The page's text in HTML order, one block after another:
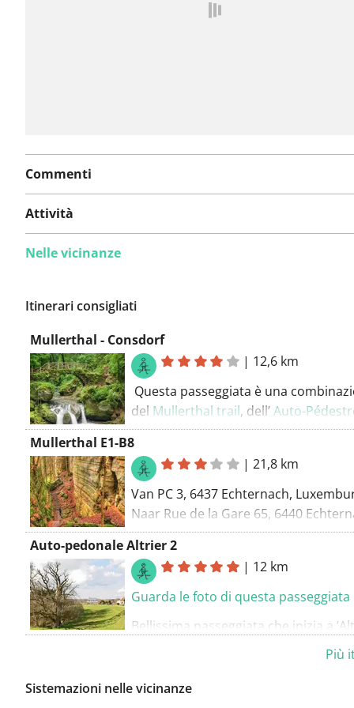
Commenti
Attività
Nelle vicinanze
Itinerari consigliati
Mullerthal - Consdorf
| 12,6 km
Questa passeggiata è una
del Mullerthal trail, dell’Auto-
Consdorf-Mullerthal,
passeggiate locali e un sentiero non
segnalato attraverso la pittoresca
Consdrëferbach.
Mullerthal E1-B8
|21,8 km
Van PC 3, 6437 Echternach,
Naar Rue de la Gare 65, 6440
Luxemburg
Routering Wandel - mooiste
Auto-pedonale Altrier 2
| 12 km
Guarda le foto di questa passeggiata
Bellissima passeggiata che inizia a
primi 8 km camminiamo alternando
paesini ‘Rippig’ e ‘Kobenbour’. Negli
Più
Sistemazioni nelle vicinanze